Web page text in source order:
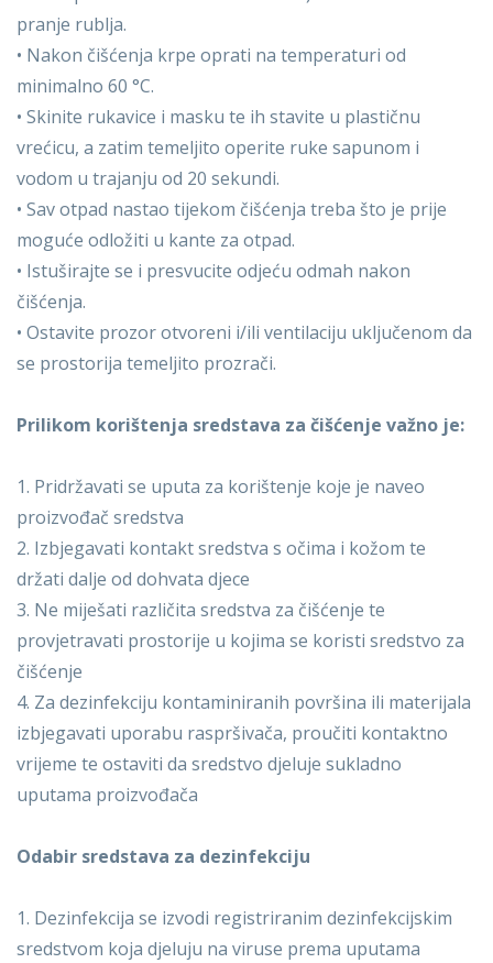
pranje rublja.
• Nakon čišćenja krpe oprati na temperaturi od
minimalno 60 °C.
• Skinite rukavice i masku te ih stavite u plastičnu
vrećicu, a zatim temeljito operite ruke sapunom i
vodom u trajanju od 20 sekundi.
• Sav otpad nastao tijekom čišćenja treba što je prije
moguće odložiti u kante za otpad.
• Istuširajte se i presvucite odjeću odmah nakon
čišćenja.
• Ostavite prozor otvoreni i/ili ventilaciju uključenom da
se prostorija temeljito prozrači.
Prilikom korištenja sredstava za čišćenje važno je:
1. Pridržavati se uputa za korištenje koje je naveo
proizvođač sredstva
2. Izbjegavati kontakt sredstva s očima i kožom te
držati dalje od dohvata djece
3. Ne miješati različita sredstva za čišćenje te
provjetravati prostorije u kojima se koristi sredstvo za
čišćenje
4. Za dezinfekciju kontaminiranih površina ili materijala
izbjegavati uporabu raspršivača, proučiti kontaktno
vrijeme te ostaviti da sredstvo djeluje sukladno
uputama proizvođača
Odabir sredstava za dezinfekciju
1. Dezinfekcija se izvodi registriranim dezinfekcijskim
sredstvom koja djeluju na viruse prema uputama